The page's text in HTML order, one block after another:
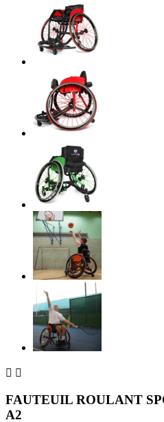
 
FAUTEUIL ROULANT
A2